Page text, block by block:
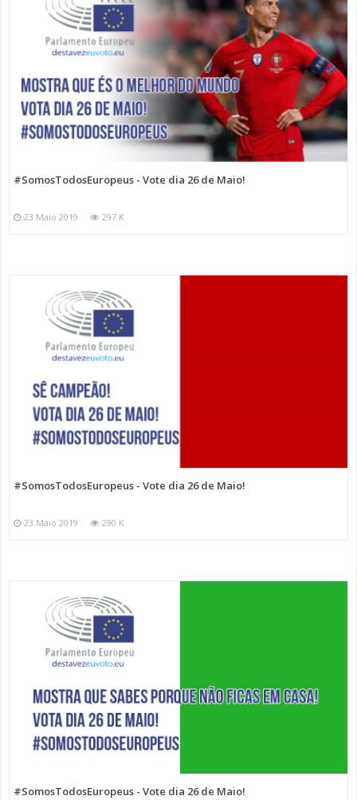
#SomosTodosEuropeus - Vote dia 26 de Maio!
23 Maio 2019 297 K
#SomosTodosEuropeus - Vote dia 26 de Maio!
23 Maio 2019 290 K
#SomosTodosEuropeus - Vote dia 26 de Maio!